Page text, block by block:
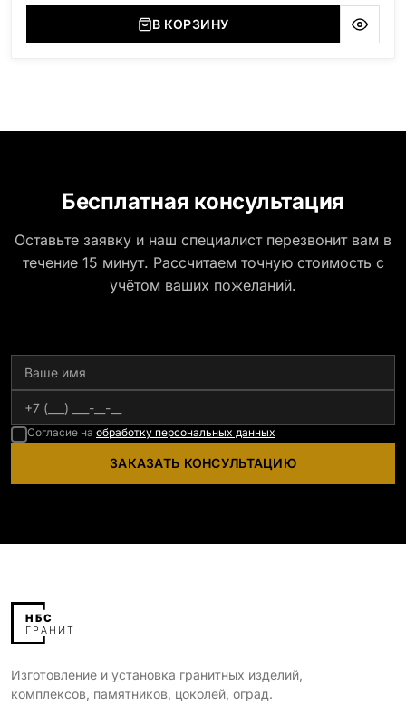
(Украина, Житомерская область), Сюксюансаари
(Россия, Карелия), Амфиболит (Россия, Мурманская
В КОРЗИНУ
Бесплатная консультация
Оставьте заявку и наш специалист перезвонит вам в
течение 15 минут. Рассчитаем точную стоимость с
учётом ваших пожеланий.
Согласие на обработку персональных данных
ЗАКАЗАТЬ КОНСУЛЬТАЦИЮ
Изготовление и установка гранитных изделий,
комплексов, памятников, цоколей, оград.